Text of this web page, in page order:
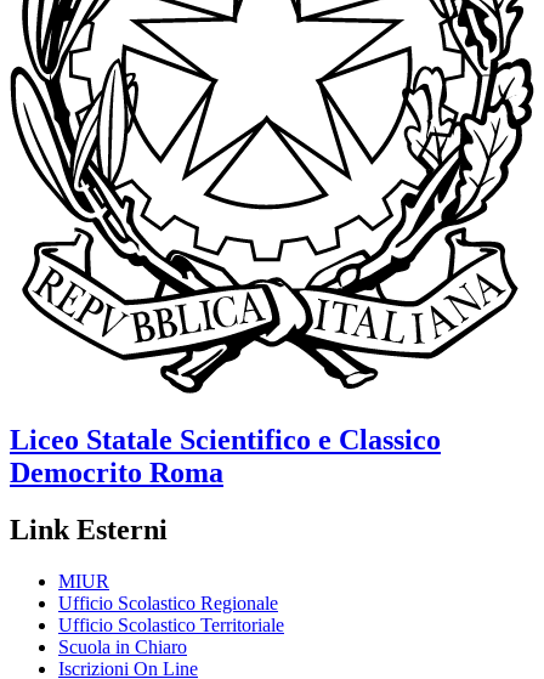
Liceo Statale Scientifico e Classico
Democrito Roma
Link Esterni
MIUR
Ufficio Scolastico Regionale
Ufficio Scolastico Territoriale
Scuola in Chiaro
Iscrizioni On Line